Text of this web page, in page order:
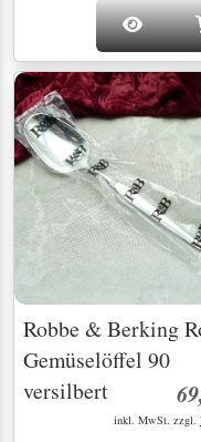
Robbe & Berking
Gemüselöffel 90
versilbert
inkl. MwSt. zzgl.